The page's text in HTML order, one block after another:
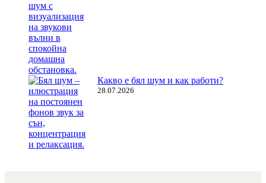
Какво е бял шум и как работи?
28.07.2026